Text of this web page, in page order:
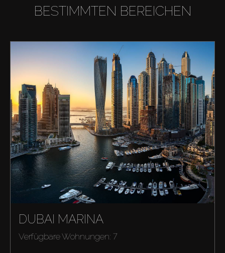
Kaufen
Verkaufen
BESTIMMTEN BEREICHEN
DUBAI MARINA
Verfügbare Wohnungen: 7